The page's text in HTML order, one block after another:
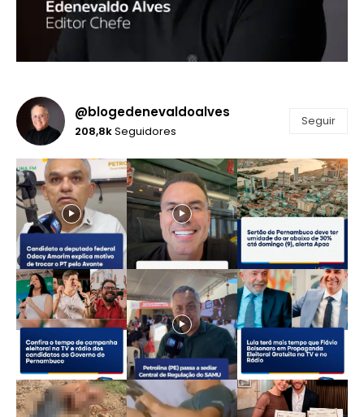
@blogedenevaldoalves
208,8kSeguidores
Seguir